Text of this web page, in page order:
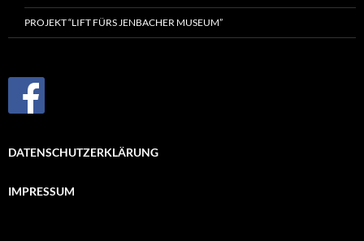
PROJEKT “LIFT FÜRS JENBACHER MUSEUM”
DATENSCHUTZERKLÄRUNG
IMPRESSUM